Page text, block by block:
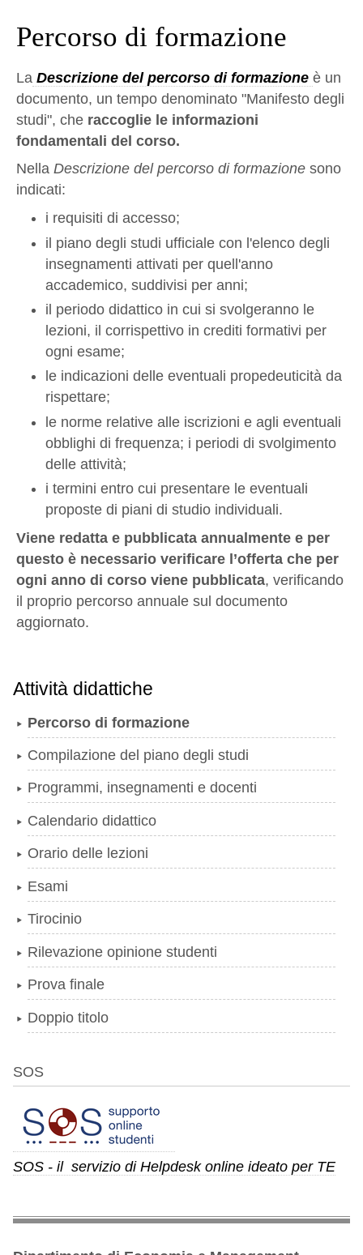
Percorso di formazione
La Descrizione del percorso di formazione è un
documento, un tempo denominato "Manifesto degli
studi", che raccoglie le informazioni
fondamentali del corso.
Nella Descrizione del percorso di formazione sono
indicati:
i requisiti di accesso;
il piano degli studi ufficiale con l'elenco degli
insegnamenti attivati per quell'anno
accademico, suddivisi per anni;
il periodo didattico in cui si svolgeranno le
lezioni, il corrispettivo in crediti formativi per
ogni esame;
le indicazioni delle eventuali propedeuticità da
rispettare;
le norme relative alle iscrizioni e agli eventuali
obblighi di frequenza; i periodi di svolgimento
delle attività;
i termini entro cui presentare le eventuali
proposte di piani di studio individuali.
Viene redatta e pubblicata annualmente e per
questo è necessario verificare l’offerta che per
ogni anno di corso viene pubblicata, verificando
il proprio percorso annuale sul documento
aggiornato.
Attività didattiche
Percorso di formazione
Compilazione del piano degli studi
Programmi, insegnamenti e docenti
Calendario didattico
Orario delle lezioni
Esami
Tirocinio
Rilevazione opinione studenti
Prova finale
Doppio titolo
SOS
SOS - il servizio di Helpdesk online ideato per TE